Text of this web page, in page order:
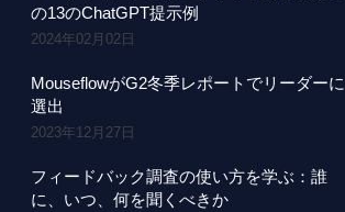
の13のChatGPT提示例
2024年02月02日
MouseflowがG2冬季レポートでリーダーに
選出
2023年12月27日
フィードバック調査の使い方を学ぶ：誰
に、いつ、何を聞くべきか